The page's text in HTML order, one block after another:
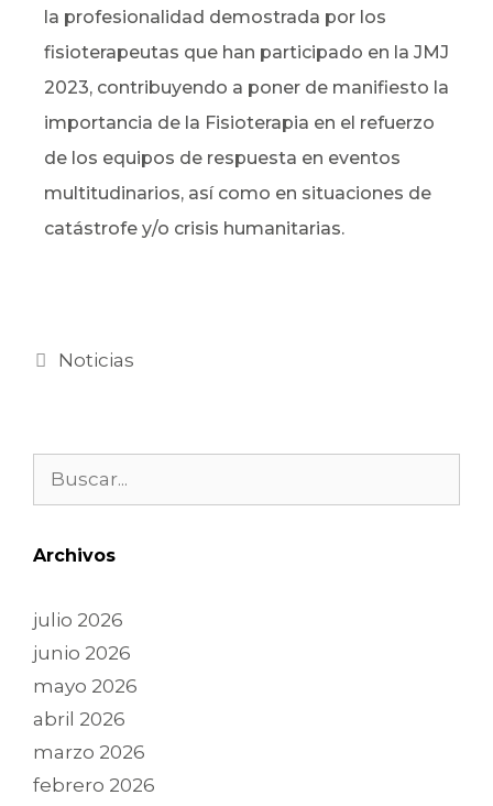
la profesionalidad demostrada por los
fisioterapeutas que han participado en la JMJ
2023, contribuyendo a poner de manifiesto la
importancia de la Fisioterapia en el refuerzo
de los equipos de respuesta en eventos
multitudinarios, así como en situaciones de
catástrofe y/o crisis humanitarias.
Noticias
Archivos
julio 2026
junio 2026
mayo 2026
abril 2026
marzo 2026
febrero 2026